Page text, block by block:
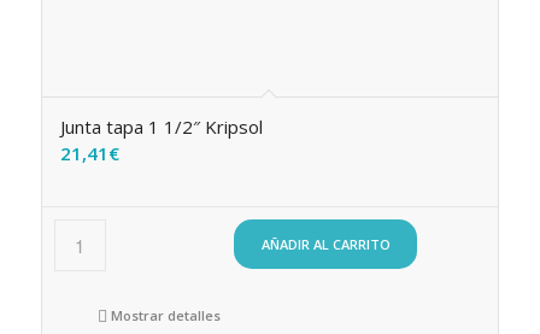
Junta tapa 1 1/2″ Kripsol
21,41 €
AÑADIR AL CARRITO
Mostrar detalles